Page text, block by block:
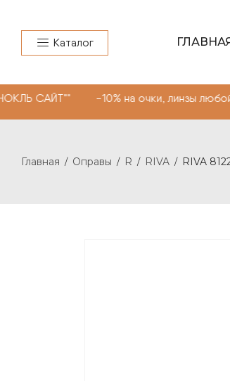
Каталог
на очки, линзы любой
Главная / Оправы / R / RIVA / RIVA